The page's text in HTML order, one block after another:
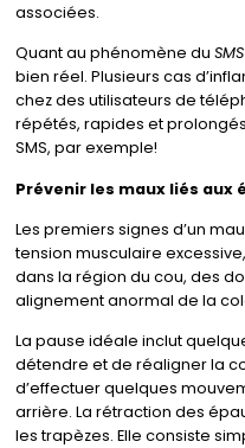
associées.
Quant au phénomène du
bien réel. Plusieurs cas
chez des utilisateurs de
répétés, rapides et
SMS, par exemple!
Prévenir les maux liés aux
Les premiers signes d’un
tension musculaire
dans la région du cou, des
alignement anormal de la
La pause idéale inclut
détendre et de réaligner la
d’effectuer quelques
arrière. La rétraction des
les trapèzes. Elle consiste